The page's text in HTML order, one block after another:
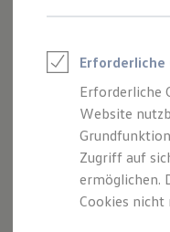
ONE Business
Fahrzeuge
Digitaler
Kauf & Finanzierung
Online-
Aktionen &
E-Auto-
Für
Für
Profi
Impressum
Impressum
Erforderliche
Erforderliche
Website
Zugriff auf
ermöglichen.
Cookies